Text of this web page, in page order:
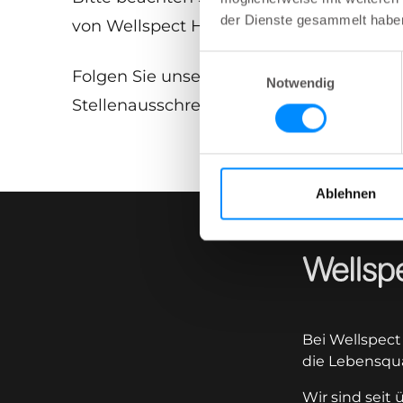
der Dienste gesammelt
Notwendig
Ablehnen
von Wellspect Healthcare, weitergeleitet
Folgen Sie unserer LinkedIn-
Stellenausschreibungen.
Wellspect
Bei
die
Wir sind seit